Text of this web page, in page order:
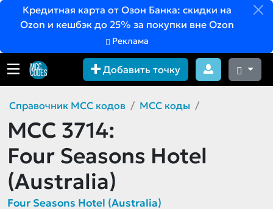
Кредитная карта от Озон Банка: скидки на
Ozon и кешбэк до 25% за покупки вне Ozon
Реклама
Добавить точку
Справочник MCC кодов MCC коды
MCC 3714:
Four Seasons Hotel
(Australia)
Four Seasons Hotel (Australia)